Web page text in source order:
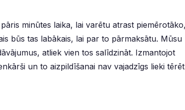
minūtes laika, lai varētu atrast piemērotāko,
būs tas labākais, lai par to pārmaksātu. Mūsu
atliek vien tos salīdzināt. Izmantojot
un to aizpildīšanai nav vajadzīgs lieki tērēt